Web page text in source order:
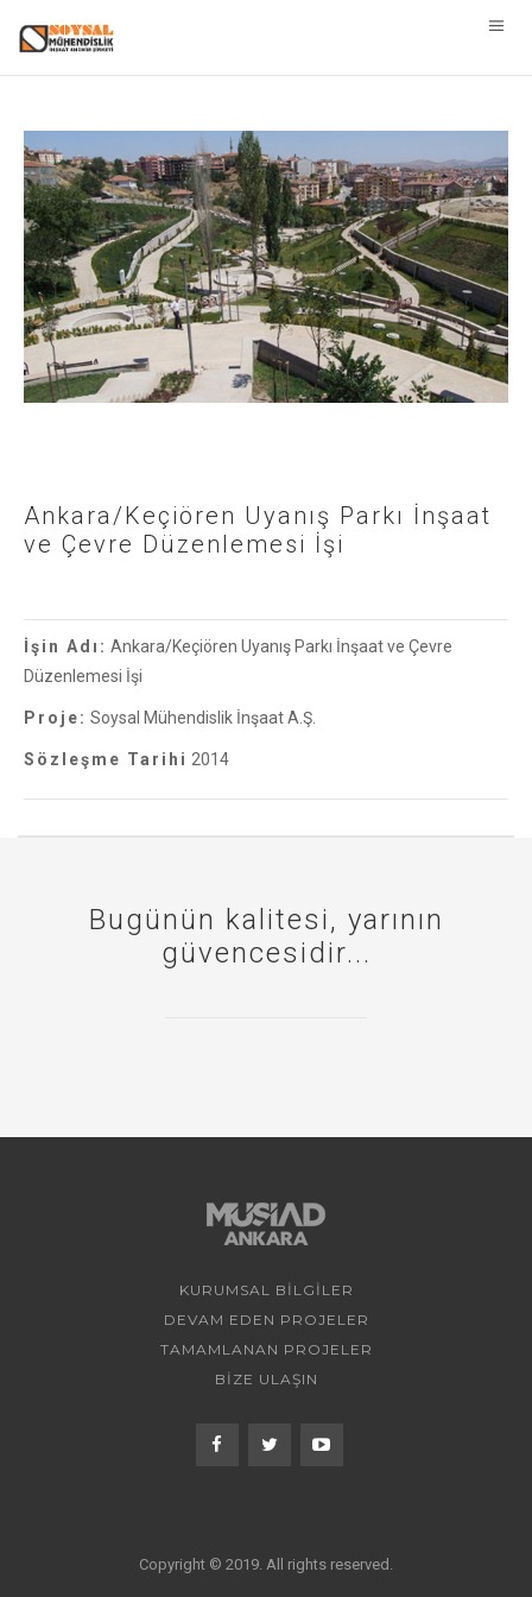
Ankara/Keçiören Uyanış Parkı İnşaat
ve Çevre Düzenlemesi İşi
İşin Adı: Ankara/Keçiören Uyanış Parkı İnşaat ve Çevre
Düzenlemesi İşi
Proje: Soysal Mühendislik İnşaat A.Ş.
Sözleşme Tarihi 2014
Bugünün kalitesi, yarının
güvencesidir...
KURUMSAL BİLGİLER
DEVAM EDEN PROJELER
TAMAMLANAN PROJELER
BİZE ULAŞIN
Copyright © 2019. All rights reserved.